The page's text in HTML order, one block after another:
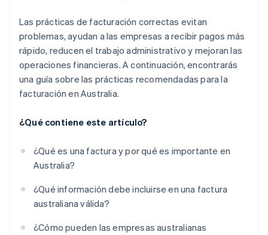
Las prácticas de facturación correctas evitan
problemas, ayudan a las empresas a recibir pagos más
rápido, reducen el trabajo administrativo y mejoran las
operaciones financieras. A continuación, encontrarás
una guía sobre las prácticas recomendadas para la
facturación en Australia.
¿Qué contiene este artículo?
¿Qué es una factura y por qué es importante en
Australia?
¿Qué información debe incluirse en una factura
australiana válida?
¿Cómo pueden las empresas australianas